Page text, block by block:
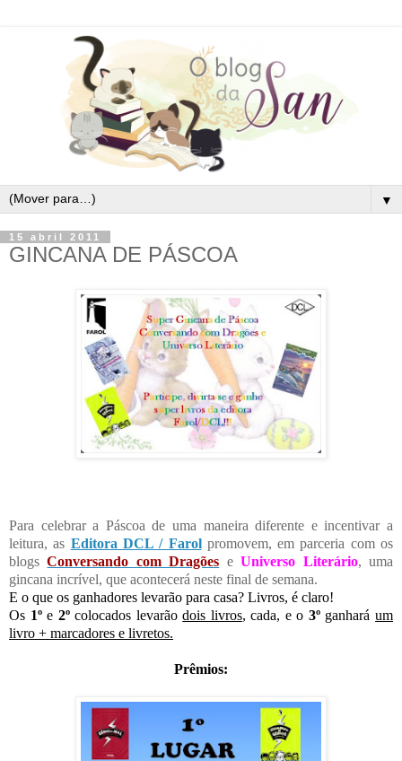
▼
15 abril 2011
GINCANA DE PÁSCOA
Para celebrar a Páscoa de uma maneira diferente e incentivar a
leitura, as Editora DCL / Farol promovem, em parceria com os
blogsConversando com Dragões eUniverso Literário, uma
gincana incrível, que acontecerá neste final de semana.
E o que os ganhadores levarão para casa? Livros, é claro!
Os 1ºe 2ºcolocados levarãodois livros, cada, e o 3ºganharáum
livro + marcadores e livretos.
Prêmios: